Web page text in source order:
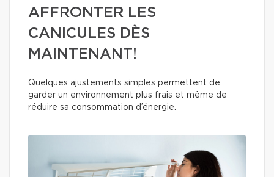
AFFRONTER LES
CANICULES DÈS
MAINTENANT!
Quelques ajustements simples permettent de
garder un environnement plus frais et même de
réduire sa consommation d’énergie.